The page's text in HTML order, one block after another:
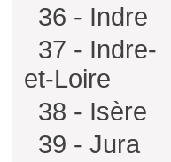
36 - Indre
37 - Indre-
et-Loire
38 - Isère
39 - Jura